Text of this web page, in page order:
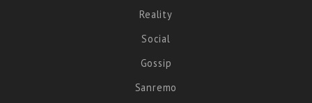
Reality
Social
Gossip
Sanremo